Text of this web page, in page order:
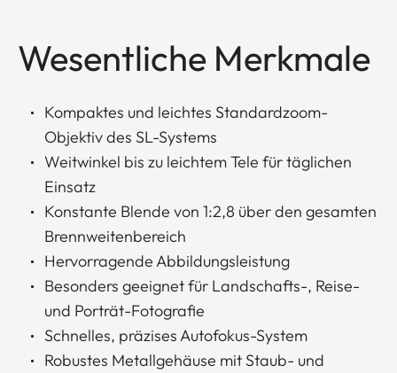
Wesentliche Merkmale
Kompaktes und leichtes Standardzoom-
Objektiv des SL-Systems
Weitwinkel bis zu leichtem Tele für täglichen
Einsatz
Konstante Blende von 1:2,8 über den gesamten
Brennweitenbereich
Hervorragende Abbildungsleistung
Besonders geeignet für Landschafts-, Reise-
und Porträt-Fotografie
Schnelles, präzises Autofokus-System
Robustes Metallgehäuse mit Staub- und